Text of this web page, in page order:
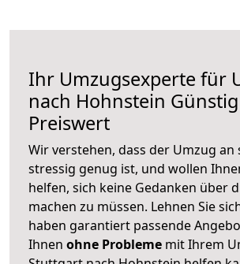
Ihr Umzugsexperte für
nach Hohnstein
Preiswert
Wir verstehen, dass der Umzug an
stressig genug ist, und wollen
helfen, sich keine Gedanken über
machen zu müssen. Lehnen Sie
haben garantiert passende
Ihnen ohne Probleme mit Ihrem